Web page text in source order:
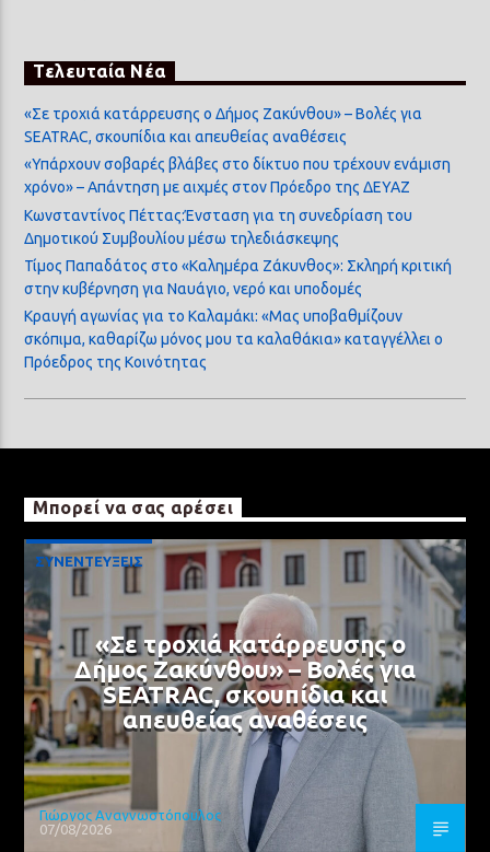
Τελευταία Νέα
«Σε τροχιά κατάρρευσης ο Δήμος Ζακύνθου» – Βολές για
SEATRAC, σκουπίδια και απευθείας αναθέσεις
«Υπάρχουν σοβαρές βλάβες στο δίκτυο που τρέχουν ενάμιση
χρόνο» – Απάντηση με αιχμές στον Πρόεδρο της ΔΕΥΑΖ
Κωνσταντίνος Πέττας:Ένσταση για τη συνεδρίαση του
Δημοτικού Συμβουλίου μέσω τηλεδιάσκεψης
Τίμος Παπαδάτος στο «Καλημέρα Ζάκυνθος»: Σκληρή κριτική
στην κυβέρνηση για Ναυάγιο, νερό και υποδομές
Κραυγή αγωνίας για το Καλαμάκι: «Μας υποβαθμίζουν
σκόπιμα, καθαρίζω μόνος μου τα καλαθάκια» καταγγέλλει ο
Πρόεδρος της Κοινότητας
Μπορεί να σας αρέσει
ΣΥΝΕΝΤΕΥΞΕΙΣ
«Σε τροχιά κατάρρευσης ο
Δήμος Ζακύνθου» – Βολές για
SEATRAC, σκουπίδια και
απευθείας αναθέσεις
Γιώργος Αναγνωστόπουλος
07/08/2026